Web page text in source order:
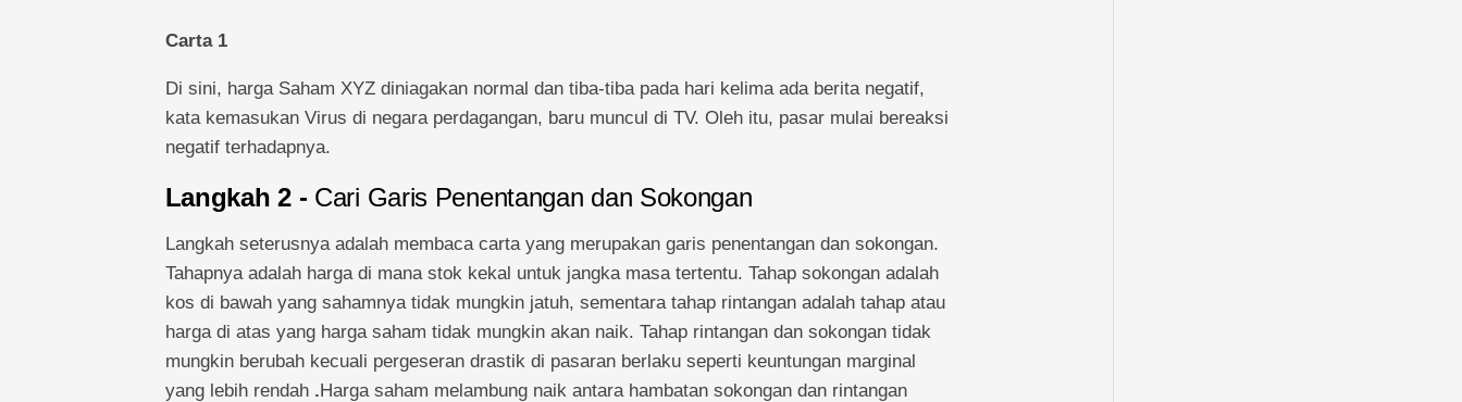
Carta 1
Di sini, harga Saham XYZ diniagakan normal dan tiba-tiba pada hari kelima ada berita negatif,
kata kemasukan Virus di negara perdagangan, baru muncul di TV. Oleh itu, pasar mulai bereaksi
negatif terhadapnya.
Langkah 2 - Cari Garis Penentangan dan Sokongan
Langkah seterusnya adalah membaca carta yang merupakan garis penentangan dan sokongan.
Tahapnya adalah harga di mana stok kekal untuk jangka masa tertentu. Tahap sokongan adalah
kos di bawah yang sahamnya tidak mungkin jatuh, sementara tahap rintangan adalah tahap atau
harga di atas yang harga saham tidak mungkin akan naik. Tahap rintangan dan sokongan tidak
mungkin berubah kecuali pergeseran drastik di pasaran berlaku seperti keuntungan marginal
yang lebih rendah .Harga saham melambung naik antara hambatan sokongan dan rintangan